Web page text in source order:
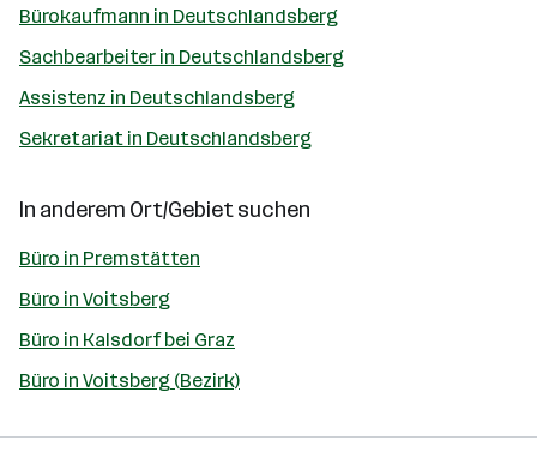
Bürokaufmann in Deutschlandsberg
Sachbearbeiter in Deutschlandsberg
Assistenz in Deutschlandsberg
Sekretariat in Deutschlandsberg
In anderem Ort/Gebiet suchen
Büro in Premstätten
Büro in Voitsberg
Büro in Kalsdorf bei Graz
Büro in Voitsberg (Bezirk)